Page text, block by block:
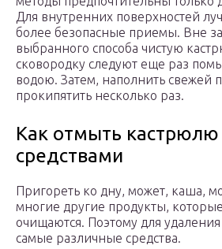
Для внутренних поверхностей
более безопасные приемы. Вне
выбранного способа чистую
сковородку следуют еще раз
водою. Затем, наполнить свежей
прокипятить несколько раз.
Как отмыть
средствами
Пригореть ко дну, может, каша,
многие другие продукты,
очищаются. Поэтому для
самые различные средства.